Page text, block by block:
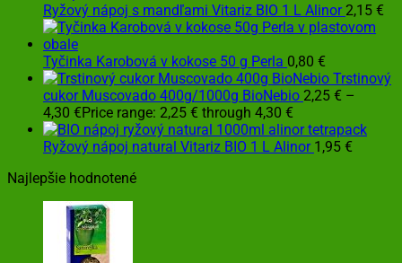
Ryžový nápoj s mandľami Vitariz BIO 1 L Alinor 2,15 €
Tyčinka Karobová v kokose 50 g Perla 0,80 €
Trstinový
cukor Muscovado 400g/1000g BioNebio 2,25 € –
4,30 €Price range: 2,25 € through 4,30 €
Ryžový nápoj natural Vitariz BIO 1 L Alinor 1,95 €
Najlepšie hodnotené